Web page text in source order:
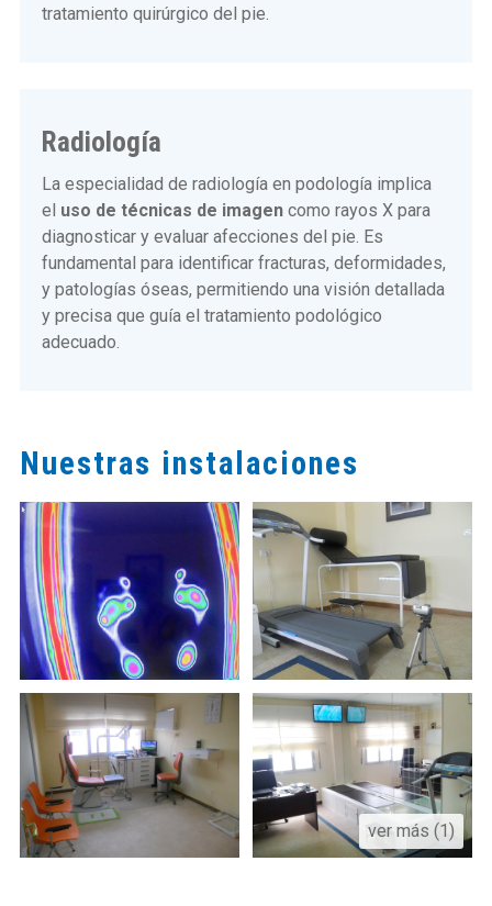
tratamiento quirúrgico del pie.
Radiología
La especialidad de radiología en podología implica
el uso de técnicas de imagen como rayos X para
diagnosticar y evaluar afecciones del pie. Es
fundamental para identificar fracturas, deformidades,
y patologías óseas, permitiendo una visión detallada
y precisa que guía el tratamiento podológico
adecuado.
Nuestras instalaciones
ver más (1)